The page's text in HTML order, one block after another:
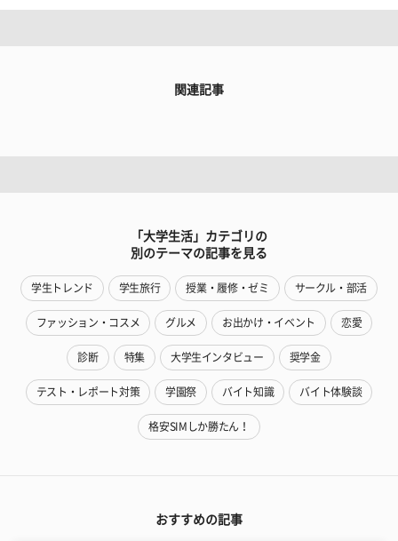
関連記事
「大学生活」カテゴリの
別のテーマの記事を見る
学生トレンド 学生旅行 授業・履修・ゼミ サークル・部活
ファッション・コスメ グルメ お出かけ・イベント 恋愛
診断 特集 大学生インタビュー 奨学金
テスト・レポート対策 学園祭 バイト知識 バイト体験談
格安SIMしか勝たん！
おすすめの記事